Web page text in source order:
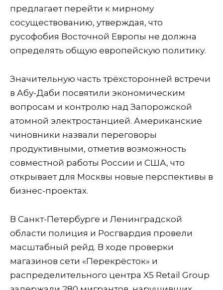
предлагает перейти к мирному
сосуществованию, утверждая, что
русофобия Восточной Европы не должна
определять общую европейскую политику.
Значительную часть трёхсторонней встречи
в Абу-Даби посвятили экономическим
вопросам и контролю над Запорожской
атомной электростанцией. Американские
чиновники назвали переговоры
продуктивными, отметив возможность
совместной работы России и США, что
открывает для Москвы новые перспективы в
бизнес-проектах.
В Санкт-Петербурге и Ленинградской
области полиция и Росгвардия провели
масштабный рейд. В ходе проверки
магазинов сети «Перекрёсток» и
распределительного центра X5 Retail Group